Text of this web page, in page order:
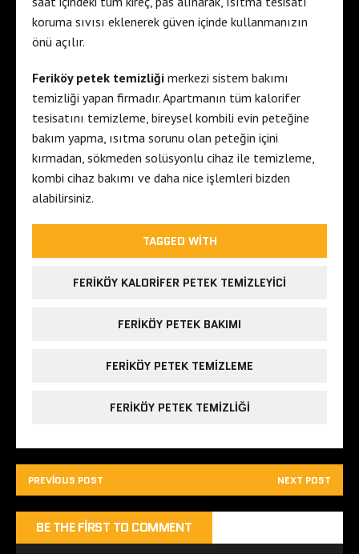
koruma sıvısı eklenerek güven içinde kullanmanızın
önü açılır.
Feriköy petek temizliği merkezi sistem bakımı
temizliği yapan firmadır. Apartmanın tüm kalorifer
tesisatını temizleme, bireysel kombili evin peteğine
bakım yapma, ısıtma sorunu olan peteğin içini
kırmadan, sökmeden solüsyonlu cihaz ile temizleme,
kombi cihaz bakımı ve daha nice işlemleri bizden
alabilirsiniz.
TAGGED WITH
FERIKÖY KALORIFER PETEK TEMIZLEYICI
FERIKÖY PETEK BAKIMI
FERIKÖY PETEK TEMIZLEME
FERIKÖY PETEK TEMIZLIĞI
PREVIOUS POST NEXT POST
BE THE FIRST TO COMMENT